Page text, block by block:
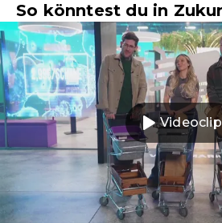
So könntest du in
Videoclip